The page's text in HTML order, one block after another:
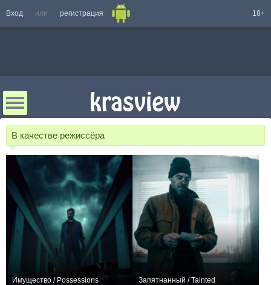
Вход или регистрация 18+
В качестве режиссёра
Имущество / Possessions Запятнанный / Tainted